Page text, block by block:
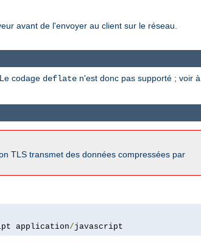
avant de l'envoyer au client sur le réseau.
codage deflate n'est donc pas supporté ; voir
TLS transmet des données compressées par
application/javascript